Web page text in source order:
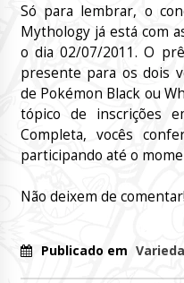
Só para lembrar, o
Mythology já está com
o dia 02/07/2011. O
presente para os dois
de Pokémon Black ou
tópico de inscrições
Completa, vocês
participando até o
Não deixem de comentar!
Publicado em